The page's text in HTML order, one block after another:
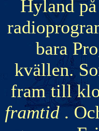
Hyland
bara
kvällen.
fram till
framtid.